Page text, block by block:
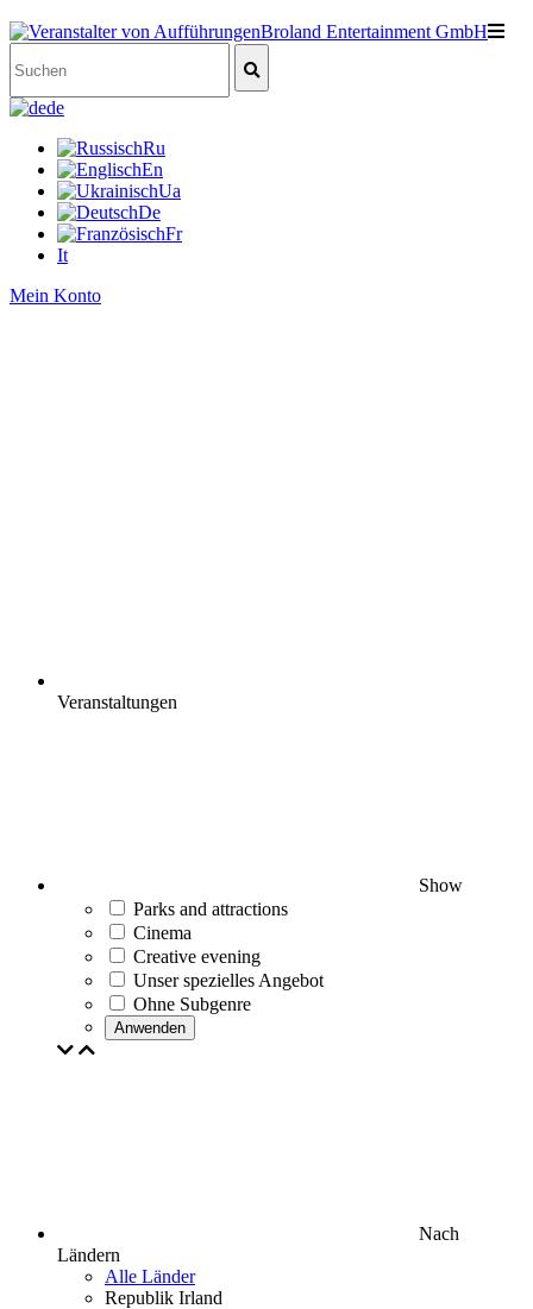
de
Ru
En
Ua
De
Fr
It
Mein Konto
Veranstaltungen
Show
Parks and attractions
Cinema
Creative evening
Unser spezielles Angebot
Ohne Subgenre
Anwenden
Nach
Ländern
Alle Länder
Republik Irland